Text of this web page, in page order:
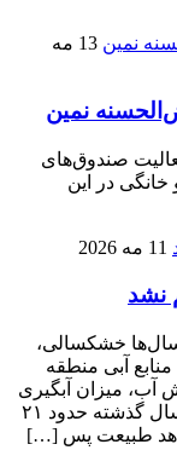
13 مه
صندوق‌های
خرد و خانگی در این
11 مه 2026
نشد
خشکسالی،
منابع آبی منطقه
آب، میزان آبگیری
سدها و سامانه‌های سطحی امسال نسبت به سال گذشته حدود ۲۱
طبیعت پس […]